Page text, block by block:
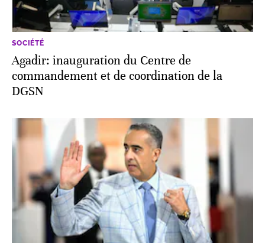
SOCIÉTÉ
Agadir: inauguration du Centre de
commandement et de coordination de la
DGSN